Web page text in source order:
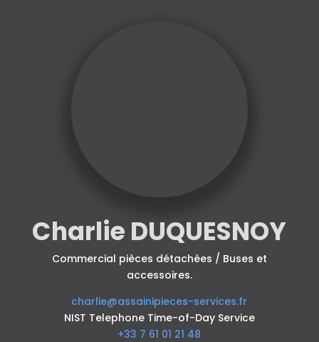
Charlie DUQUESNOY
Commercial pièces détachèes / Buses et
accessoires.
charlie@assainipieces-services.fr
NIST Telephone Time-of-Day Service
+33 7 61 01 21 48